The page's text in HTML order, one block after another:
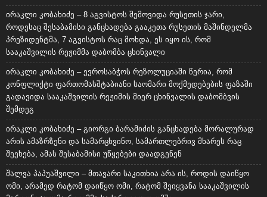
ირაკლი კობახიძე – 8 აგვისტოს შემოვიდა რუსეთის ჯარი,
როდესაც შესაბამისი განცხადება გააკეთა რუსეთის მაშინდელმა
პრეზიდენტმა, 7 აგვისტოს რაც მოხდა, ეს იყო ის, რომ
სააკაშვილის რეჟიმმა დაბომბა ცხინვალი
ირაკლი კობახიძე – ევროსაბჭოს რეზოლუციაში წერია, რომ
კონფლიქტი ფართომასშტაბიანი საომარი მოქმედებების ფაზაში
გადავიდა სააკაშვილის რეჟიმის მიერ ცხინვალის დაბომბვის
შემდეგ
ირაკლი კობახიძე – გიორგი ბარამიძის განცხადება მორალურად
არის ამაზრზენი და სამარცხვინო, სამართლებრივ მხარეს რაც
შეეხება, ამას შესაბამისი უწყებები დაადგენენ
შალვა პაპუაშვილი – მთავარი საკითხია არა ის, როდის დაიწყო
ომი, არამედ რატომ დაიწყო ომი, რატომ შეიყვანა სააკაშვილის